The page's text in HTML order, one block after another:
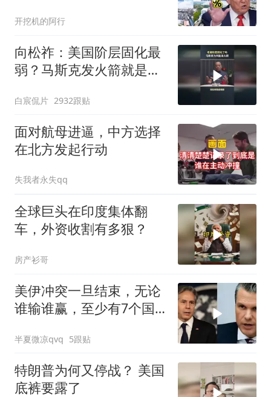
听听
开挖机的阿行
向松祚：美国阶层固化最
弱？马斯克发火箭就是答
白宸侃片 2932跟贴
面对航母进逼，中方选择
在北方发起行动
失我者永失qq
全球巨头在印度集体翻
车，外资收割有多狠？
房产衫哥
美伊冲突一旦结束，无论
谁输谁赢，至少有7个国
半夏微凉qvq 5跟贴
特朗普为何又停战？ 美国
底裤要露了